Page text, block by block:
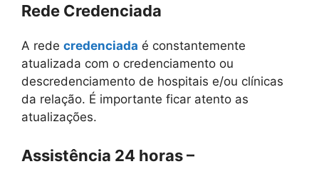
Rede Credenciada
A rede credenciada é constantemente
atualizada com o credenciamento ou
descredenciamento de hospitais e/ou clínicas
da relação. É importante ficar atento as
atualizações.
Assistência 24 horas –